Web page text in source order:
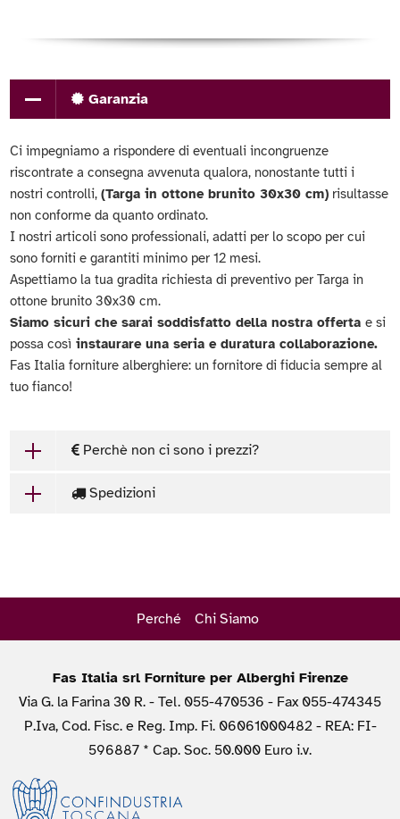
Garanzia
Ci impegniamo a rispondere di eventuali incongruenze
riscontrate a consegna avvenuta qualora, nonostante tutti i
nostri controlli,(Targa in ottone brunito 30x30 cm) risultasse
non conforme da quanto ordinato.
I nostri articoli sono professionali, adatti per lo scopo per cui
sono forniti e garantiti minimo per 12 mesi.
Aspettiamo la tua gradita richiesta di preventivo per Targa in
ottone brunito 30x30 cm.
Siamo sicuri che sarai soddisfatto della nostra offertae si
possa così instaurare una seria e duratura collaborazione.
Fas Italia forniture alberghiere: un fornitore di fiducia sempre al
tuo fianco!
Perchè non ci sono i prezzi?
Spedizioni
Perché Chi Siamo
Fas Italia srl Forniture per Alberghi Firenze
Via G. la Farina 30 R. - Tel. 055-470536 - Fax 055-474345
P.Iva, Cod. Fisc. e Reg. Imp. Fi. 06061000482 - REA: FI-
596887 * Cap. Soc. 50.000 Euro i.v.